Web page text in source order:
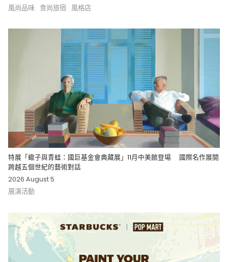
風尚品味 食尚旅宿 風格店
特展「蠍子與青蛙：國巨基金會典藏展」11月中美館登場 國際名作展開
跨越五個世紀的藝術對話
2026 August 5
展演活動